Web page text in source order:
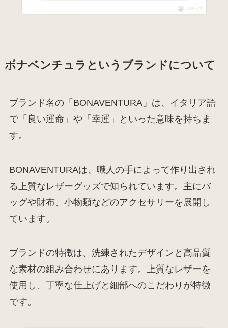
ポチップ
ボナベンチュラというブランドについて
ブランド名の「BONAVENTURA」は、イタリア語
で「良い運命」や「幸運」といった意味を持ちま
す。
BONAVENTURAは、職人の手によって作り出され
る上質なレザーグッズで知られています。主にバ
ッグや財布、小物類などのアクセサリーを展開し
ています。
ブランドの特徴は、洗練されたデザインと高品質
な素材の組み合わせにあります。上質なレザーを
使用し、丁寧な仕上げと細部へのこだわりが特徴
です。